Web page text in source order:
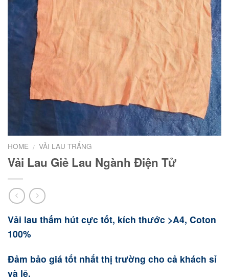
HOME / VẢI LAU TRẮNG
Vải Lau Giẻ Lau Ngành Điện Tử
Vải lau thấm hút cực tốt, kích thước >A4, Coton
100%
Đảm bảo giá tốt nhất thị trường cho cả khách sỉ
và lẻ.